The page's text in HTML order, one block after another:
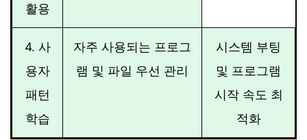
활용
4. 사
용자
패턴
학습
자주 사용되는 프로그
램 및 파일 우선 관리
시스템 부팅
및 프로그램
시작 속도 최
적화